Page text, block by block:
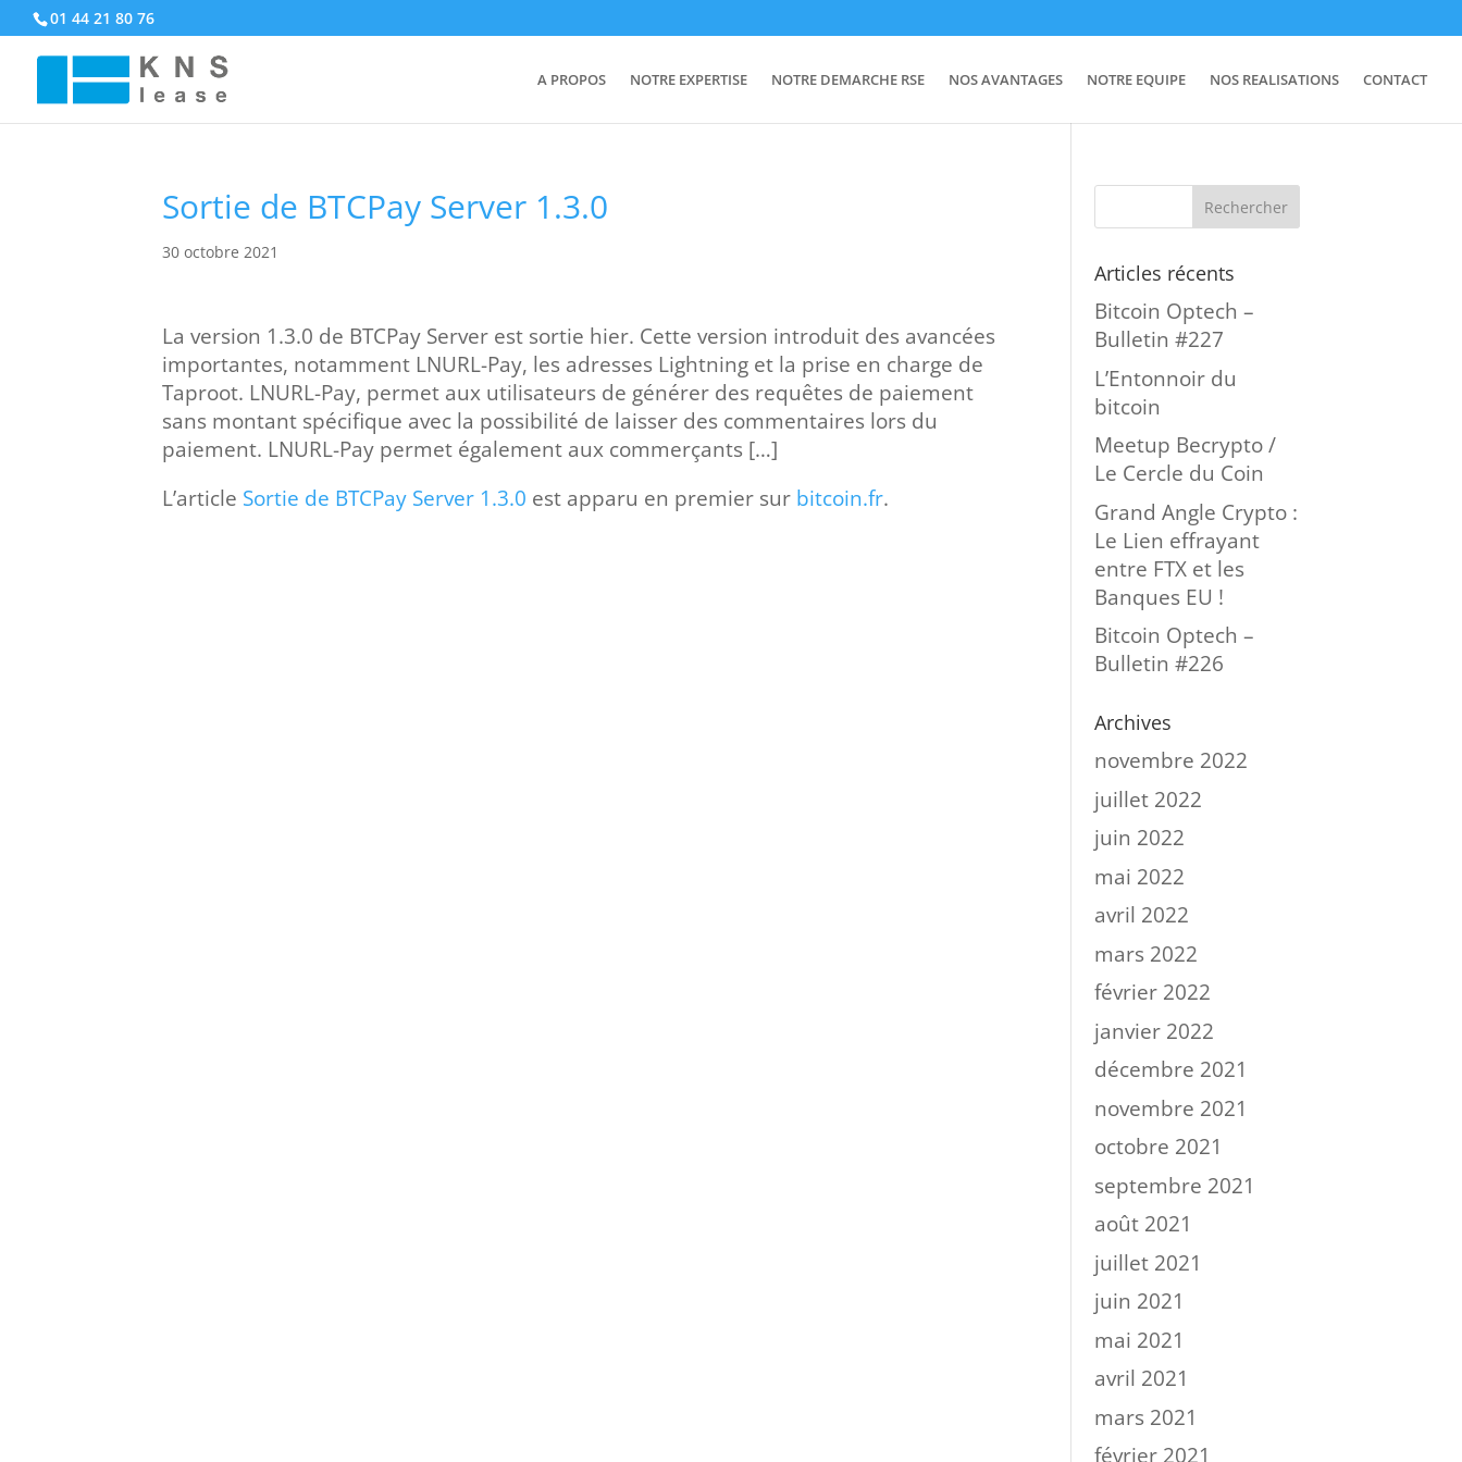
01 44 21 80 76
A PROPOS NOTRE EXPERTISE NOTRE DEMARCHE RSE NOS AVANTAGES NOTRE EQUIPE NOS REALISATIONS CONTACT
Sortie de BTCPay Server 1.3.0
30 octobre 2021
La version 1.3.0 de BTCPay Server est sortie hier. Cette version introduit des avancées
importantes, notamment LNURL-Pay, les adresses Lightning et la prise en charge de
Taproot. LNURL-Pay, permet aux utilisateurs de générer des requêtes de paiement
sans montant spécifique avec la possibilité de laisser des commentaires lors du
paiement. LNURL-Pay permet également aux commerçants […]
L’article Sortie de BTCPay Server 1.3.0 est apparu en premier sur bitcoin.fr.
Articles récents
Bitcoin Optech –
Bulletin #227
L’Entonnoir du
bitcoin
Meetup Becrypto /
Le Cercle du Coin
Grand Angle Crypto :
Le Lien effrayant
entre FTX et les
Banques EU !
Bitcoin Optech –
Bulletin #226
Archives
novembre 2022
juillet 2022
juin 2022
mai 2022
avril 2022
mars 2022
février 2022
janvier 2022
décembre 2021
novembre 2021
octobre 2021
septembre 2021
août 2021
juillet 2021
juin 2021
mai 2021
avril 2021
mars 2021
février 2021